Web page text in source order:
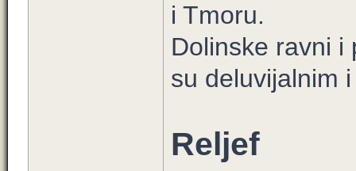
i Tmoru.
Dolinske ravni i
su deluvijalnim
Reljef